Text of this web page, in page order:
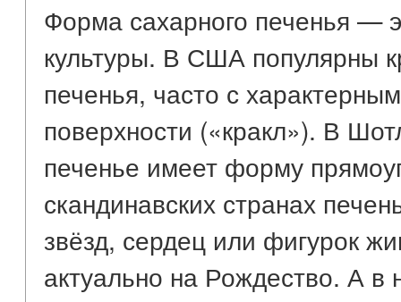
Форма сахарного печенья —
культуры. В США популярны
печенья, часто с
поверхности («кракл»). В
печенье имеет форму
скандинавских странах
звёзд, сердец или фигурок
актуально на Рождество. А в